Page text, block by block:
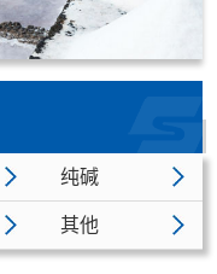
纯碱
其他